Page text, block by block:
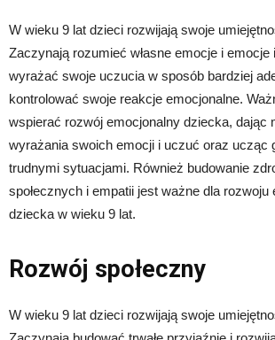
W wieku 9 lat dzieci rozwijają swoje
Zaczynają rozumieć własne emocje i
wyrażać swoje uczucia w sposób bardziej
kontrolować swoje reakcje emocjonalne.
wspierać rozwój emocjonalny dziecka, dając
wyrażania swoich emocji i uczuć oraz ucząc
trudnymi sytuacjami. Również budowanie
społecznych i empatii jest ważne dla rozwoju
dziecka w wieku 9 lat.
Rozwój społeczny
W wieku 9 lat dzieci rozwijają swoje